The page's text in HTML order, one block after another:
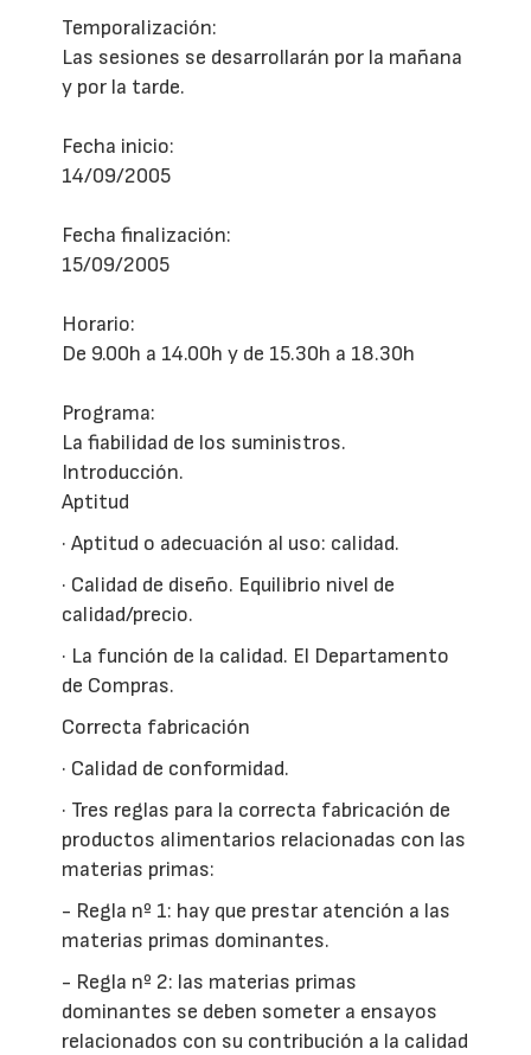
Temporalización:
Las sesiones se desarrollarán por la mañana
y por la tarde.
Fecha inicio:
14/09/2005
Fecha finalización:
15/09/2005
Horario:
De 9.00h a 14.00h y de 15.30h a 18.30h
Programa:
La fiabilidad de los suministros.
Introducción.
Aptitud
· Aptitud o adecuación al uso: calidad.
· Calidad de diseño. Equilibrio nivel de
calidad/precio.
· La función de la calidad. El Departamento
de Compras.
Correcta fabricación
· Calidad de conformidad.
· Tres reglas para la correcta fabricación de
productos alimentarios relacionadas con las
materias primas:
- Regla nº 1: hay que prestar atención a las
materias primas dominantes.
- Regla nº 2: las materias primas
dominantes se deben someter a ensayos
relacionados con su contribución a la calidad